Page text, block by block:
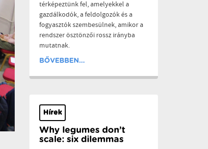
térképeztünk fel, amelyekkel a
gazdálkodók, a feldolgozók és a
fogyasztók szembesülnek, amikor a
rendszer ösztönzői rossz irányba
mutatnak.
BŐVEBBEN...
Hírek
Why legumes don’t
scale: six dilemmas